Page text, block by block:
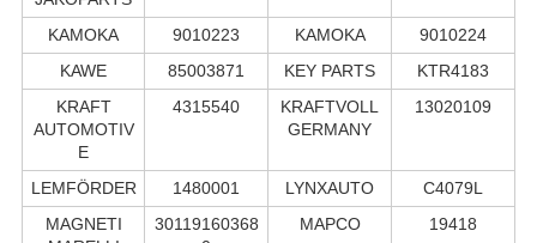
KAMOKA 9010223 KAMOKA
9010224
KAWE
85003871 KEY PARTS
KTR4183
KRAFT
AUTOMOTIV
E
4315540
KRAFTVOLL
GERMANY
13020109
LEMFÖRDER 1480001 LYNXAUTO
C4079L
MAGNETI
30119160368
MAPCO 19418